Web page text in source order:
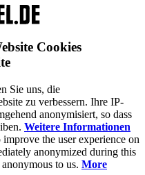
Cookies
Sie uns, die
zu verbessern. Ihre IP-
anonymisiert, so dass
Weitere Informationen
the user experience on
anonymized during this
to us. More